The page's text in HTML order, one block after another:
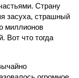
Страну
засуха, страшный
миллионов
Вот что тогда